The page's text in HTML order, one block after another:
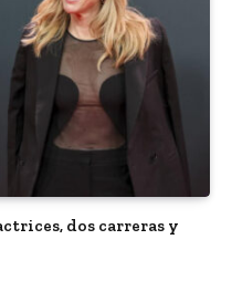
dos carreras y